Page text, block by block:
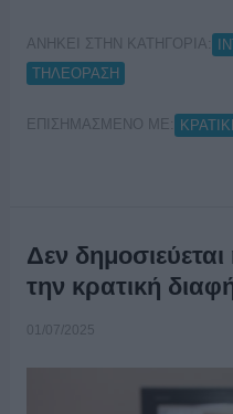
ΑΝΗΚΕΙ ΣΤΗΝ ΚΑΤΗΓΟΡΙΑ:
ΤΗΛΕΟΡΑΣΗ
ΕΠΙΣΗΜΑΣΜΕΝΟ ΜΕ:
Δεν
την κρατική
01/07/2025